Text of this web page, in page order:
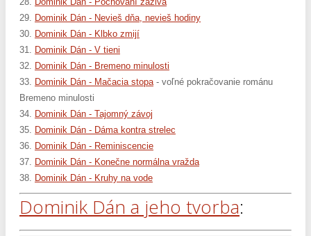
29. Dominik Dán - Nevieš dňa, nevieš hodiny
30. Dominik Dán - Klbko zmijí
31. Dominik Dán - V tieni
32. Dominik Dán - Bremeno minulosti
33. Dominik Dán - Mačacia stopa- voľné pokračovanie románu
Bremeno minulosti
34. Dominik Dán - Tajomný závoj
35. Dominik Dán - Dáma kontra strelec
36. Dominik Dán - Reminiscencie
37. Dominik Dán - Konečne normálna vražda
38. Dominik Dán - Kruhy na vode
Dominik Dán a jeho tvorba: